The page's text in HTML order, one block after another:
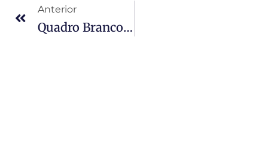
Anterior
Quadro Branco: Mais Do Que Um Painel, Uma Ferramenta Transformadora Em Diversos Contextos